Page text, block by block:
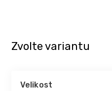
Zvolte variantu
Velikost